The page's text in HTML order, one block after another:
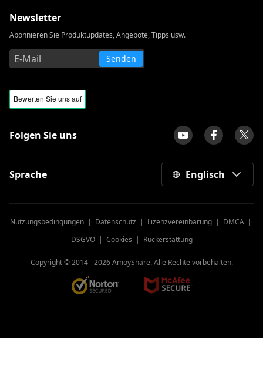
Newsletter
Abonnieren Sie Produktupdates, Angebote, Tipps usw.
Senden
Folgen Sie uns
Sprache Englisch
Nutzungsbedingungen| Datenschutz | Lizenzvereinbarung| DMCA|
DSGVO| Cookies | Rückerstattung
Copyright © 2014 -2026AmoyShare. Alle Rechte vorbehalten.